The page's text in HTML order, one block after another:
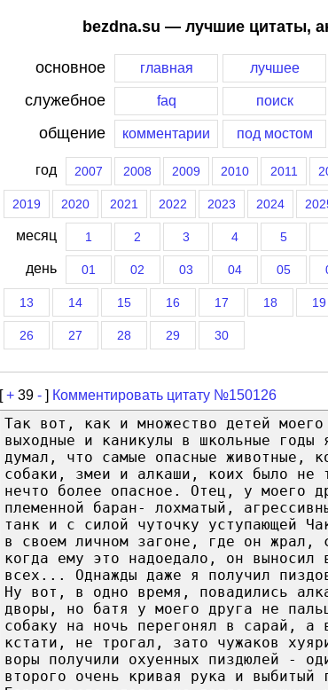
bezdna.su — лучшие цитаты,
основное главная лучшее
служебное faq поиск
общение комментарии под мостом
год 2007 2008 2009 2010 2011
2019 2020 2021 2022 2023 2024
месяц 1 2 3 4 5
день 01 02 03 04 05
13 14 15 16 17 18 19
26 27 28 29 30
[+ 39 - ] Комментировать цитату №150126
Так вот, как и множество детей
выходные и каникулы в школьные
думал, что самые опасные животные,
собаки, змеи и алкаши, коих было не
нечто более опасное. Отец, у моего
племенной баран- лохматый,
танк и с силой чуточку уступающей
в своем личном загоне, где он жрал,
когда ему это надоедало, он
всех... Однажды даже я получил
Ну вот, в одно время, повадились
дворы, но батя у моего друга не
собаку на ночь перегонял в сарай, а
кстати, не трогал, зато чужаков
воры получили охуенных пиздюлей -
второго очень кривая рука и выбитый